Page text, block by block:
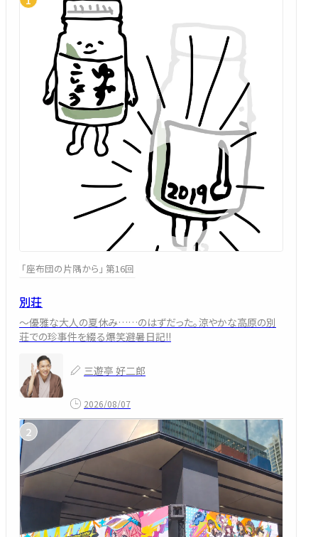
「座布団の片隅から」 第16回
別荘
～優雅な大人の夏休み……のはずだった。涼やかな高原の別
荘での珍事件を綴る爆笑避暑日記!!
三遊亭 好二郎
2026/08/07